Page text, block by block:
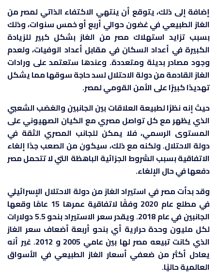
إضافة إلى ذلك، يتوقع أن ينتهي الاكتفاء الذاتي لمصر من
الغاز الطبيعي في غضون حوالي أربع أو خمس سنوات، وذلك
بسبب تزايد استهلاك مصر من الغاز بشكل كبير للزيادة
الكبيرة في أعداد السكان في مقابل أعداد الوفيات، ولعدم
وجود مصادر بديلة ومتعددة. وعندها ستعتمد على ورادات
الغاز القادمة من دولة الاحتلال لسد حاجة سوقها مما يشكل
تهديدًا كبيرًا على الأمن القومي لمصر.
حيث إنه نظرًا لطبيعة العلاقات بين الجانبين والغضب الشعبي
الذي يظهر مع كل تواصل مصري مع الكيان الصهيوني على
المستوى الرسمي، فلا يمكن للجانب المصري الثقة في
دولة الاحتلال. ولكنه مع ذلك، سيكون من الصعب جدًا إلغاء
الاتفاقية بسبب الشروط الجزائية الباهظة التي لا تتحمل مصر
دفعها في حال الإلغاء.
وقد بدأت مصر في استيراد الغاز من دولة الاحتلال الإسرائيلي
في مطلع عام 2020 وفقًا لاتفاقية عمرها 15 عامًا وقعها
الجانبين في عام 2018. ويقدر سعر الاستيراد بنحو 5.5 دولارات
لكل مليون وحدة حرارية أي بنحو أربعة أضعاف سعر الغاز
الذي كانت تبيعه مصر لها بين عامي 2005 و 2012. غير أنه
يعادل أكثر من ضعفي أسعار الغاز الطبيعي في الأسواق
العالمية حاليًا.